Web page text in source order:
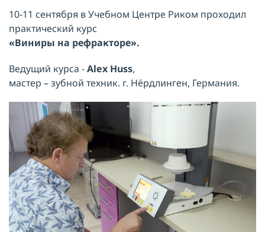
ОТПРАВИТЬ
10-11 сентября в Учебном Центре Риком проходил
практический курс
«Виниры на рефракторе».
Ведущий курса -Alex Huss,
мастер – зубной техник. г. Нёрдлинген, Германия.